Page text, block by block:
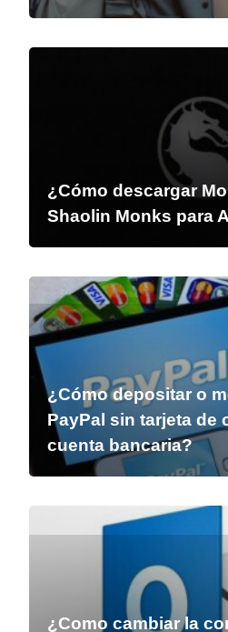
¿Cómo descargar
Shaolin Monks para
¿Cómo depositar o
PayPal sin tarjeta de
cuenta bancaria?
¿Como cambiar la